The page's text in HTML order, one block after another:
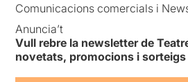
Comunicacions comercials i
Anuncia’t
Vull rebre la newsletter de
novetats, promocions i sorteigs